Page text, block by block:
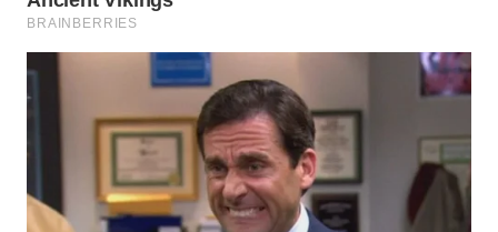
Wahana
Media
Group
WAHANA